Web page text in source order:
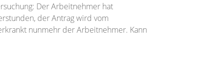
Der Arbeitnehmer hat
der Antrag wird vom
nunmehr der Arbeitnehmer. Kann